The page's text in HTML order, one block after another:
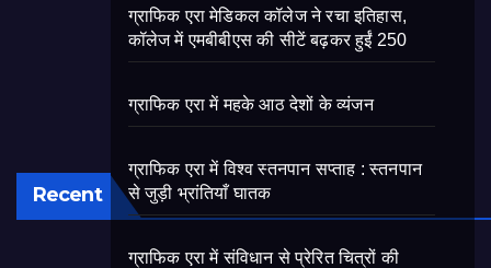
Recent
ग्राफिक एरा मेडिकल कॉलेज ने रचा इतिहास,
कॉलेज में एमबीबीएस की सीटें बढ़कर हुईं 250
ग्राफिक एरा में महके आठ देशों के व्यंजन
ग्राफिक एरा में विश्व स्तनपान सप्ताह : स्तनपान
से जुड़ी भ्रांतियाँ घातक
ग्राफिक एरा में संविधान से प्रेरित चित्रों की